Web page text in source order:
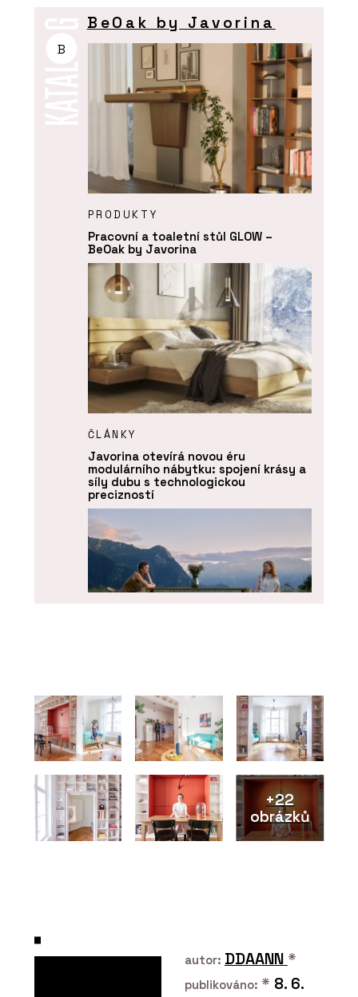
B
BeOak by Javorina
PRODUKTY
Pracovní a toaletní stůl GLOW –
BeOak by Javorina
ČLÁNKY
Javorina otevírá novou éru
modulárního nábytku: spojení krásy a
síly dubu s technologickou
precizností
BeOak by Javorina
+22
obrázků
autor: DDAANN *
publikováno: * 8. 6.